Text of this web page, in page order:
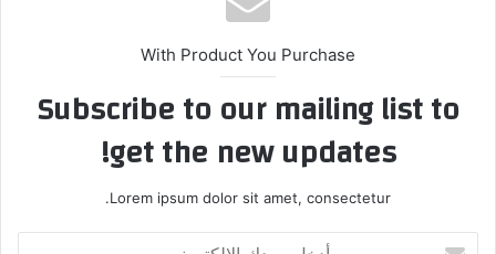
With Product You Purchase
Subscribe to our mailing list to
get the new updates!
Lorem ipsum dolor sit amet, consectetur.